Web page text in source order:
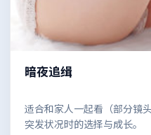
暗夜追缉
适合和家人一起看（部分镜
突发状况时的选择与成长。